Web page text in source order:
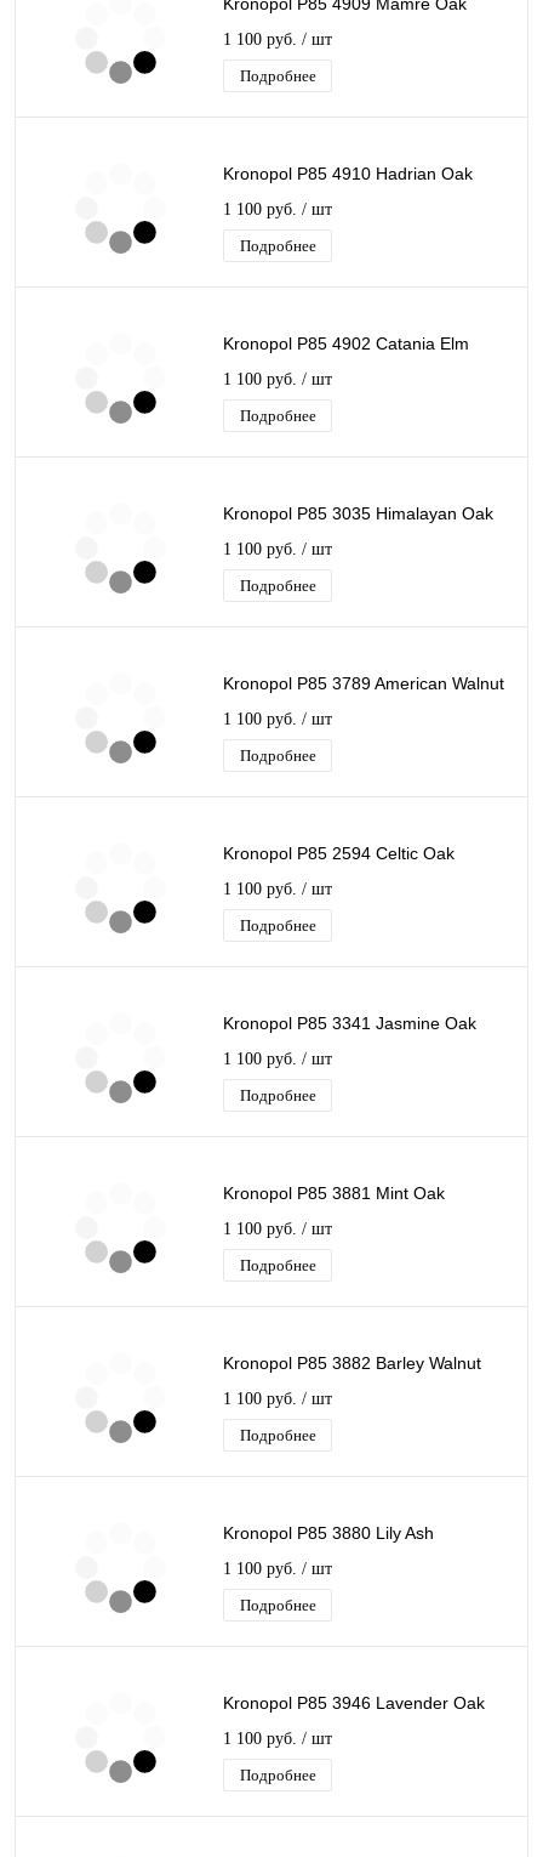
Kronopol P85 4909 Mamre Oak
1 100 руб. / шт
Подробнее
Kronopol P85 4910 Hadrian Oak
1 100 руб. / шт
Подробнее
Kronopol P85 4902 Catania Elm
1 100 руб. / шт
Подробнее
Kronopol P85 3035 Himalayan Oak
1 100 руб. / шт
Подробнее
Kronopol P85 3789 American Walnut
1 100 руб. / шт
Подробнее
Kronopol P85 2594 Celtic Oak
1 100 руб. / шт
Подробнее
Kronopol P85 3341 Jasmine Oak
1 100 руб. / шт
Подробнее
Kronopol P85 3881 Mint Oak
1 100 руб. / шт
Подробнее
Kronopol P85 3882 Barley Walnut
1 100 руб. / шт
Подробнее
Kronopol P85 3880 Lily Ash
1 100 руб. / шт
Подробнее
Kronopol P85 3946 Lavender Oak
1 100 руб. / шт
Подробнее